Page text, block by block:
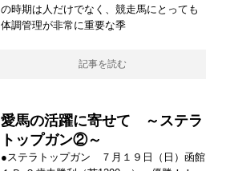
の時期は人だけでなく、競走馬にとっても
体調管理が非常に重要な季
記事を読む
愛馬の活躍に寄せて ～ステラ
トップガン②～
●ステラトップガン ７月１９日（日）函館